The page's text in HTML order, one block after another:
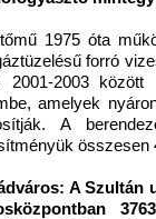
1975 óta
forró
2001-2003 között
amelyek
A
összesen
A Szultán